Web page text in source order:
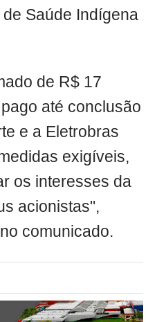
Saúde Indígena
de R$ 17
até conclusão
e a Eletrobras
exigíveis,
os interesses da
acionistas",
comunicado.